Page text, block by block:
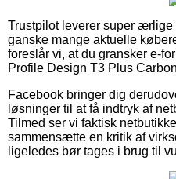
Trustpilot leverer super
ganske mange aktuelle
foreslår vi, at du gransker e-
Profile Design T3 Plus
Facebook bringer dig
løsninger til at få indtryk af
Tilmed ser vi faktisk
sammensætte en kritik af
ligeledes bør tages i brug til